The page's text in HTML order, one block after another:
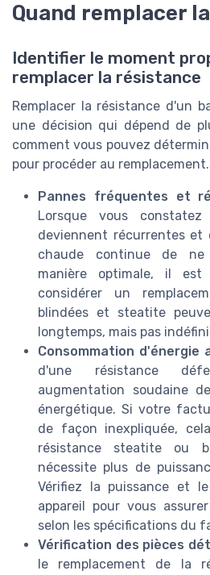
Quand remplacer
Identifier le moment
remplacer la résistance
Remplacer la résistance d'un
une décision qui dépend de
comment vous pouvez
pour procéder au remplacement.
Pannes fréquentes et
Lorsque vous
deviennent récurrentes et
chaude continue de
manière optimale, il
considérer un
blindées et steatite
longtemps, mais pas
Consommation d'énergie
d'une résistance
augmentation soudaine
énergétique. Si votre
de façon inexpliquée,
résistance steatite ou
nécessite plus de
Vérifiez la puissance et
appareil pour vous
selon les spécifications du
Vérification des pièces
le remplacement de la